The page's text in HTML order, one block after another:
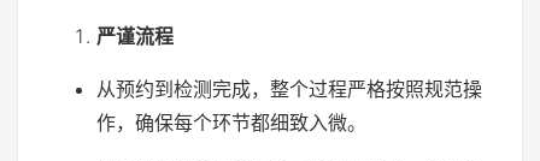
严谨流程
从预约到检测完成，整个过程严格按照规范操
作，确保每个环节都细致入微。